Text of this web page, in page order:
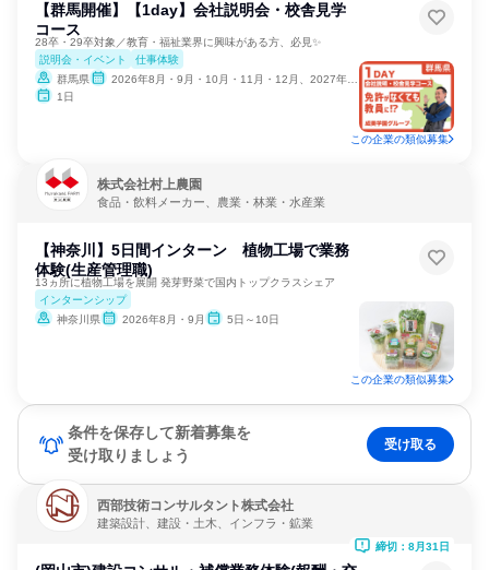
【群馬開催】【1day】会社説明会・校舎見学
コース
28卒・29卒対象／教育・福祉業界に興味がある方、必見✨
説明会・イベント
仕事体験
群馬県
2026年8月・9月・10月・11月・12月、2027年1月
1日
この企業の類似募集
株式会社村上農園
食品・飲料メーカー、農業・林業・水産業
【神奈川】5日間インターン 植物工場で業務
体験(生産管理職)
13ヵ所に植物工場を展開 発芽野菜で国内トップクラスシェア
インターンシップ
神奈川県
2026年8月・9月 5日～10日
この企業の類似募集
条件を保存して新着募集を
受け取りましょう
受け取る
西部技術コンサルタント株式会社
建築設計、建設・土木、インフラ・鉱業
締切：8月31日